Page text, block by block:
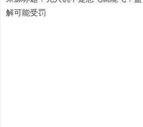
解可能受罚